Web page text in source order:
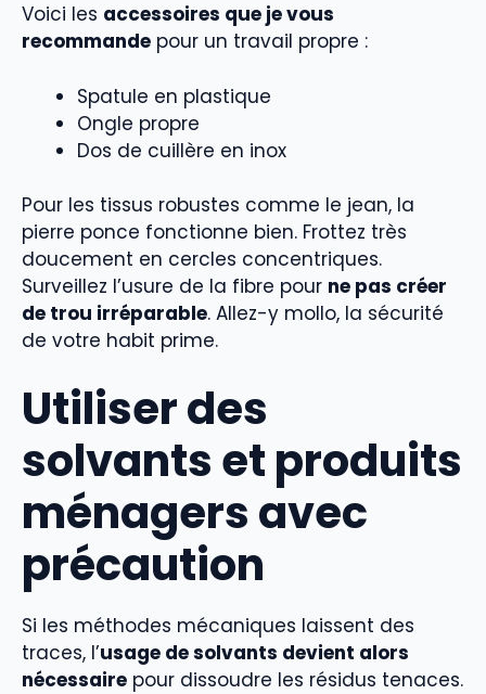
Voici les accessoires que je vous
recommande pour un travail propre :
Spatule en plastique
Ongle propre
Dos de cuillère en inox
Pour les tissus robustes comme le jean, la
pierre ponce fonctionne bien. Frottez très
doucement en cercles concentriques.
Surveillez l’usure de la fibre pour ne pas créer
de trou irréparable. Allez-y mollo, la sécurité
de votre habit prime.
Utiliser des
solvants et produits
ménagers avec
précaution
Si les méthodes mécaniques laissent des
traces, l’usage de solvants devient alors
nécessaire pour dissoudre les résidus tenaces.